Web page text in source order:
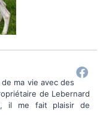
ma vie avec des
de Lebernard
il me fait plaisir de